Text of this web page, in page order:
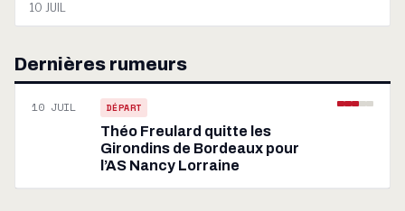
10 JUIL
Dernières rumeurs
10 JUIL DÉPART
Théo Freulard quitte les
Girondins de Bordeaux pour
l’AS Nancy Lorraine